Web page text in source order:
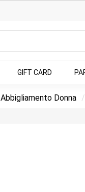
GIFT CARD
Abbigliamento Donna